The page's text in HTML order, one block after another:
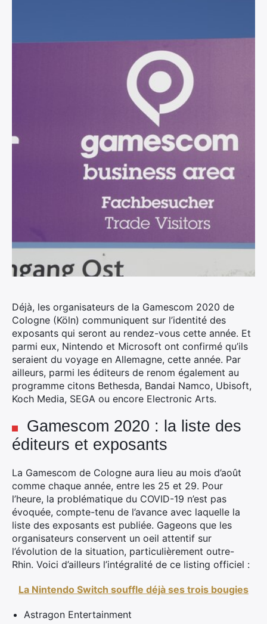
Déjà, les organisateurs de la Gamescom 2020 de
Cologne (Köln) communiquent sur l’identité des
exposants qui seront au rendez-vous cette année. Et
parmi eux, Nintendo et Microsoft ont confirmé qu’ils
seraient du voyage en Allemagne, cette année. Par
ailleurs, parmi les éditeurs de renom également au
programme citons Bethesda, Bandai Namco, Ubisoft,
Koch Media, SEGA ou encore Electronic Arts.
Gamescom 2020 : la liste des
éditeurs et exposants
La Gamescom de Cologne aura lieu au mois d’août
comme chaque année, entre les 25 et 29. Pour
l’heure, la problématique du COVID-19 n’est pas
évoquée, compte-tenu de l’avance avec laquelle la
liste des exposants est publiée. Gageons que les
organisateurs conservent un oeil attentif sur
l’évolution de la situation, particulièrement outre-
Rhin. Voici d’ailleurs l’intégralité de ce listing officiel :
La Nintendo Switch souffle déjà ses trois bougies
Astragon Entertainment